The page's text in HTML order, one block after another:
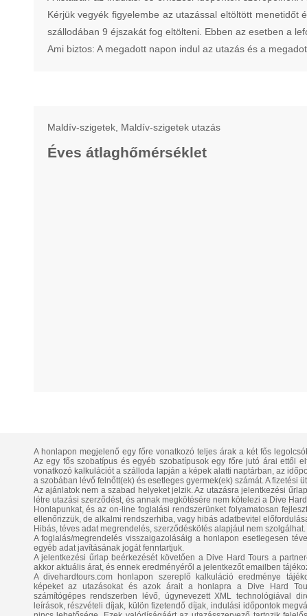
Kérjük vegyék figyelembe az utazással eltöltött
szállodában 9 éjszakát fog eltölteni. Ebben az esetben a
Ami biztos: A megadott napon indul az utazás és a
Maldív-szigetek, Maldív-szigetek utazás
Éves átlaghőmérséklet
A honlapon megjelenő egy főre vonatkozó teljes árak a két fős
Az egy fős szobatípus és egyéb szobatípusok egy főre jutó árai ettől
vonatkozó kalkulációt a szálloda lapján a képek alatti naptárban, az
a szobában lévő felnőtt(ek) és esetleges gyermek(ek) számát. A fizetési
Az ajánlatok nem a szabad helyeket jelzik. Az utazásra jelentkezési
létre utazási szerződést, és annak megkötésére nem kötelezi a Dive
Honlapunkat, és az on-line foglalási rendszerünket folyamatosan
ellenőrizzük, de alkalmi rendszerhiba, vagy hibás adatbevitel
Hibás, téves adat megrendelés, szerződéskötés alapjául nem szolgálhat.
A foglalás/megrendelés visszaigazolásáig a honlapon esetlegesen
egyéb adat javításának jogát fenntartjuk.
A jelentkezési űrlap beérkezését követően a Dive Hard Tours a
akkor aktuális árat, és ennek eredményéről a jelentkezőt emailben
A divehardtours.com honlapon szereplő kalkuláció eredménye
képeket az utazásokat és azok árait a honlapra a Dive Hard
számítógépes rendszerben lévő, úgynevezett XML technológiával
leírások, részvételi díjak, külön fizetendő díjak, indulási időpontok